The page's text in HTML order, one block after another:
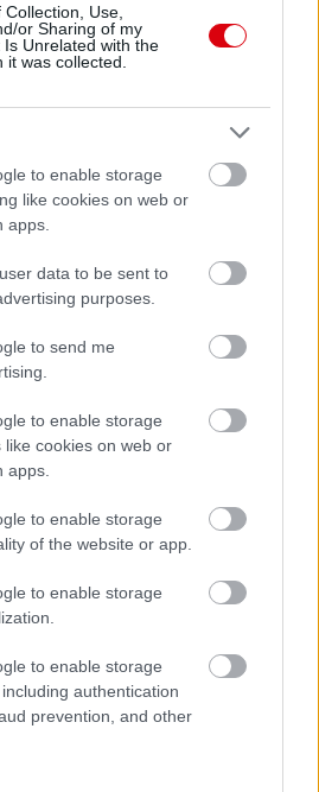
Use,
or Sharing of my
Unrelated with the
was collected.
to enable storage
like cookies on web or
apps.
data to be sent to
purposes.
to send me
to enable storage
like cookies on web or
apps.
to enable storage
of the website or app.
to enable storage
to enable storage
authentication
prevention, and other
United
United
2026-08-15 18:00